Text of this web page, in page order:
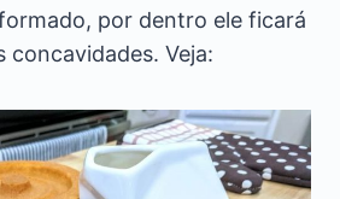
por dentro ele ficará
concavidades. Veja: